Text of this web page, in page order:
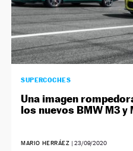
SUPERCOCHES
Una imagen
los nuevos BMW M3 y
MARIO HERRÁEZ | 23/09/2020